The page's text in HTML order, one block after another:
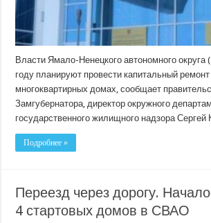
Власти Ямало-Ненецкого автономного
году планируют провести капитальный ремонт
многоквартирных домах, сообщает
Замгубернатора, директор окружного
государственного жилищного надзора Сергей
Подробнее »
Переезд через дорогу.
4 стартовых домов в СВАО